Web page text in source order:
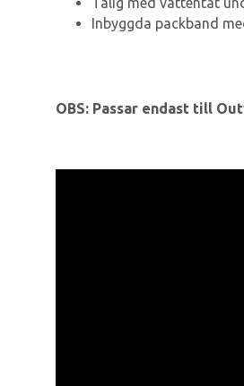
Inbyggda packband
OBS: Passar endast till